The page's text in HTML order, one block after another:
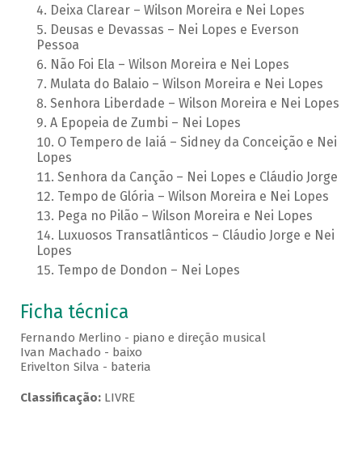
Deixa Clarear – Wilson Moreira e Nei Lopes
Deusas e Devassas – Nei Lopes e Everson
Pessoa
Não Foi Ela – Wilson Moreira e Nei Lopes
Mulata do Balaio – Wilson Moreira e Nei Lopes
Senhora Liberdade – Wilson Moreira e Nei Lopes
A Epopeia de Zumbi – Nei Lopes
O Tempero de Iaiá – Sidney da Conceição e Nei
Lopes
Senhora da Canção – Nei Lopes e Cláudio Jorge
Tempo de Glória – Wilson Moreira e Nei Lopes
Pega no Pilão – Wilson Moreira e Nei Lopes
Luxuosos Transatlânticos – Cláudio Jorge e Nei
Lopes
Tempo de Dondon – Nei Lopes
Ficha técnica
Fernando Merlino - piano e direção musical
Ivan Machado - baixo
Erivelton Silva - bateria
Classificação:LIVRE